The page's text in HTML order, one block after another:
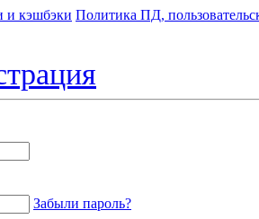
и кэшбэки Политика ПД,
Забыли пароль?